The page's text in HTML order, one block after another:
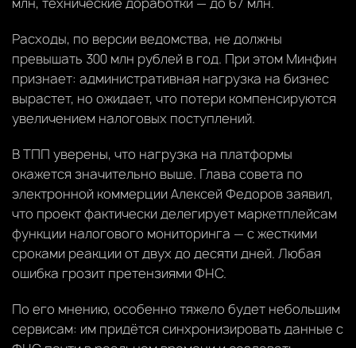
Расходы, по версии ведомства, не должны
превышать 300 млн рублей в год. При этом Минфин
признает: административная нагрузка на бизнес
вырастет, но ожидает, что потери компенсируются
увеличением налоговых поступлений.
В ТПП уверены, что нагрузка на платформы
окажется значительно выше. Глава совета по
электронной коммерции Алексей Федоров заявил,
что проект фактически делегирует маркетплейсам
функции налогового мониторинга — с жесткими
сроками реакции от двух до десяти дней. Любая
ошибка грозит претензиями ФНС.
По его мнению, особенно тяжело будет небольшим
сервисам: им придётся синхронизировать данные с